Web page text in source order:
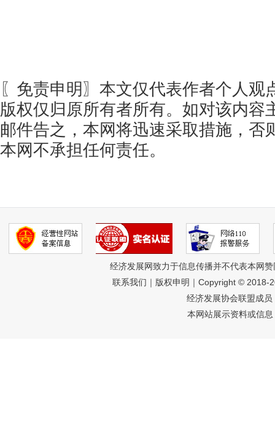
〖免责申明〗本文仅代表作者个人观
版权仅归原所有者所有。如对该内容
邮件告之，本网将迅速采取措施，否
本网不承担任何责任。
经济发展网致力于信息传播并不代表本网
联系我们 ｜ 版权申明 ｜Copyright © 2018-
经济发展协会联盟成
本网站展示资料或信